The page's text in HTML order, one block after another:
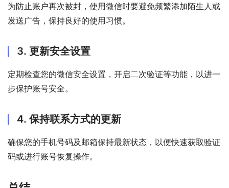
为防止账户再次被封，使用微信时要避免频繁添加陌生人或
发送广告，保持良好的使用习惯。
3. 更新安全设置
定期检查您的微信安全设置，开启二次验证等功能，以进一
步保护账号安全。
4. 保持联系方式的更新
确保您的手机号码及邮箱保持最新状态，以便快速获取验证
码或进行账号恢复操作。